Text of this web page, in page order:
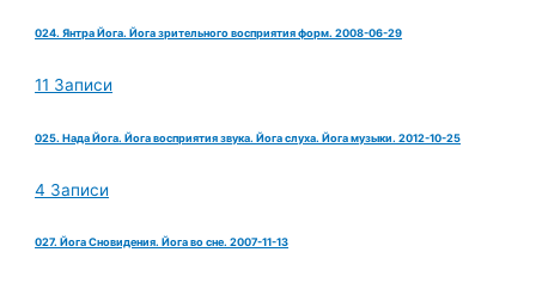
024. Янтра Йога. Йога зрительного восприятия форм. 2008-06-29
11 Записи
025. Нада Йога. Йога восприятия звука. Йога слуха. Йога музыки. 2012-10-25
4 Записи
027. Йога Сновидения. Йога во сне. 2007-11-13